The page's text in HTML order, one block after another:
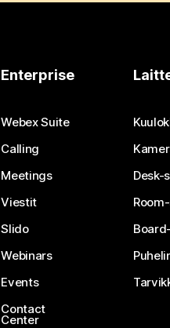
Enterprise
Webex Suite
Calling
Meetings
Viestit
Slido
Webinars
Events
Contact
Center
Desk-